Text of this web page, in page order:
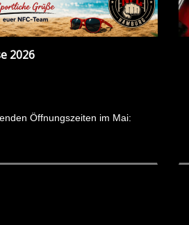
2026
Öffnungszeiten im Mai: